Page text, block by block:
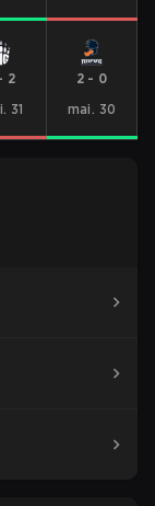
2
31
2- 0
mai. 30